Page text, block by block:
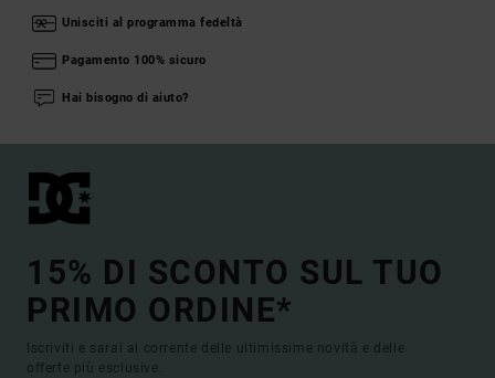
Unisciti al programma fedeltà
Pagamento 100% sicuro
Hai bisogno di aiuto?
15% DI SCONTO SUL TUO
PRIMO ORDINE*
Iscriviti e sarai al corrente delle ultimissime novità e delle
offerte più esclusive.